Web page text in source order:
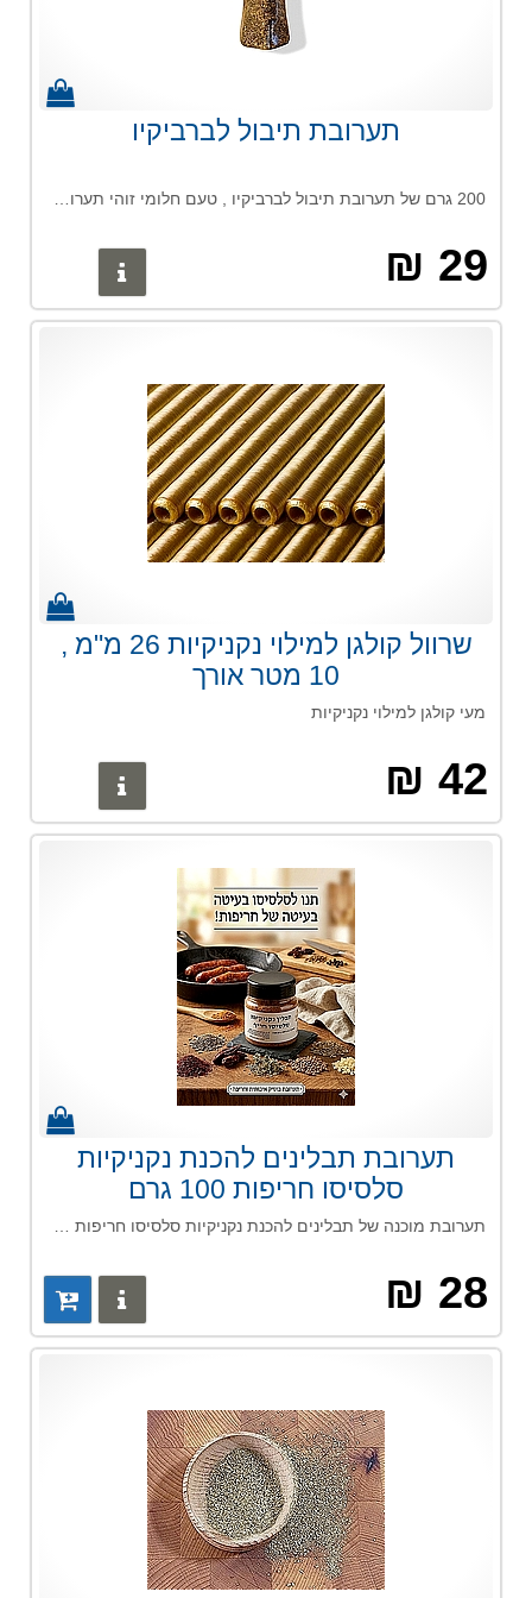
תערובת תיבול לברביקיו
29 ₪
שרוול קולגן למילוי נקניקיות 26 מ"מ ,
10 מטר אורך
מעי קולגן למילוי נקניקיות
42 ₪
תערובת תבלינים להכנת נקניקיות
סלסיסו חריפות 100 גרם
28 ₪ פרטים